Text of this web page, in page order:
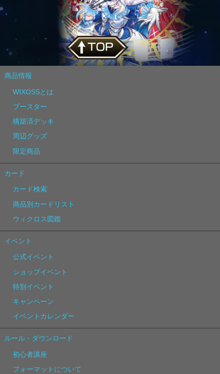
商品情報
WIXOSSとは
ブースター
構築済デッキ
周辺グッズ
限定商品
カード
カード検索
商品別カードリスト
ウィクロス図鑑
イベント
公式イベント
ショップイベント
特別イベント
キャンペーン
イベントカレンダー
ルール・ダウンロード
初心者講座
フォーマットについて